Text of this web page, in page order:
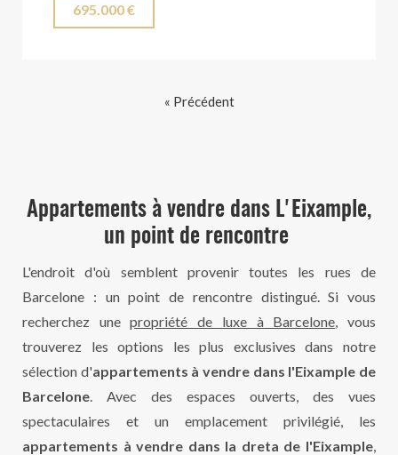
695.000 €
« Précédent
Appartements à vendre dans L'Eixample,
un point de rencontre
L'endroit d'où semblent provenir toutes les rues de
Barcelone : un point de rencontre distingué. Si vous
recherchez unepropriété de luxe à Barcelone, vous
trouverez les options les plus exclusives dans notre
sélection d'appartements à vendre dans l'Eixample de
Barcelone. Avec des espaces ouverts, des vues
spectaculaires et un emplacement privilégié, les
appartements à vendre dans la dreta de l'Eixample,